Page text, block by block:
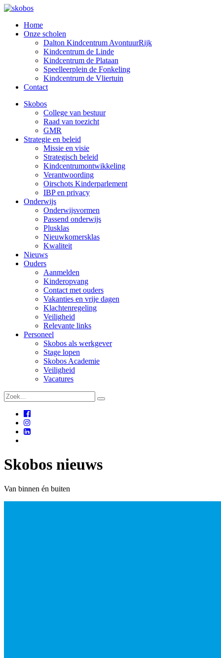
Home
Onze scholen
Dalton Kindcentrum AvontuurRijk
Kindcentrum de Linde
Kindcentrum de Plataan
Speelleerplein de Fonkeling
Kindcentrum de Vliertuin
Contact
Skobos
College van bestuur
Raad van toezicht
GMR
Strategie en beleid
Missie en visie
Strategisch beleid
Kindcentrumontwikkeling
Verantwoording
Oirschots Kinderparlement
IBP en privacy
Onderwijs
Onderwijsvormen
Passend onderwijs
Plusklas
Nieuwkomersklas
Kwaliteit
Nieuws
Ouders
Aanmelden
Kinderopvang
Contact met ouders
Vakanties en vrije dagen
Klachtenregeling
Veiligheid
Relevante links
Personeel
Skobos als werkgever
Stage lopen
Skobos Academie
Veiligheid
Vacatures
Skobos nieuws
Van binnen én buiten